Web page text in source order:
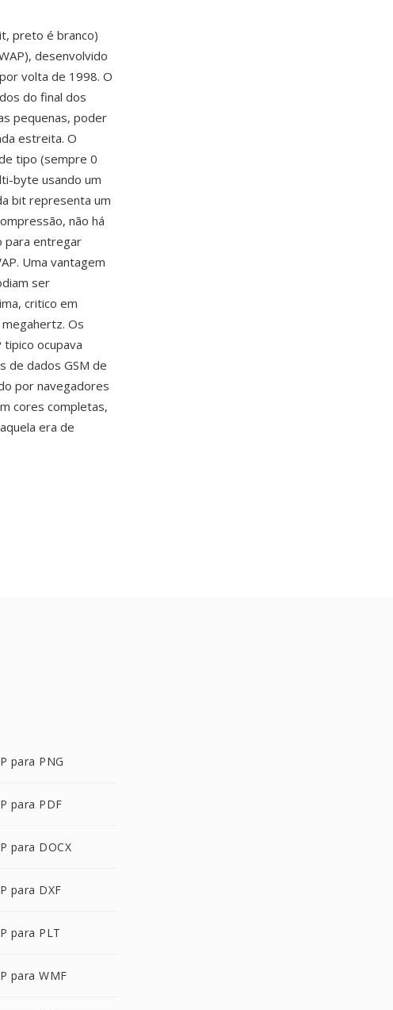
preto é branco)
desenvolvido
volta de 1998. O
do final dos
pequenas, poder
estreita. O
tipo (sempre 0
byte usando um
bit representa um
não há
para entregar
Uma vantagem
ser
critico em
Os
ocupava
de dados GSM de
por navegadores
cores completas,
era de
para PNG
para PDF
para DOCX
para DXF
para PLT
para WMF